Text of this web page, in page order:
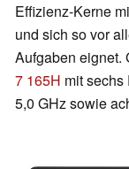
Effizienz-Kerne
und sich so vor
Aufgaben eignet.
7 165H mit sechs
5,0 GHz sowie